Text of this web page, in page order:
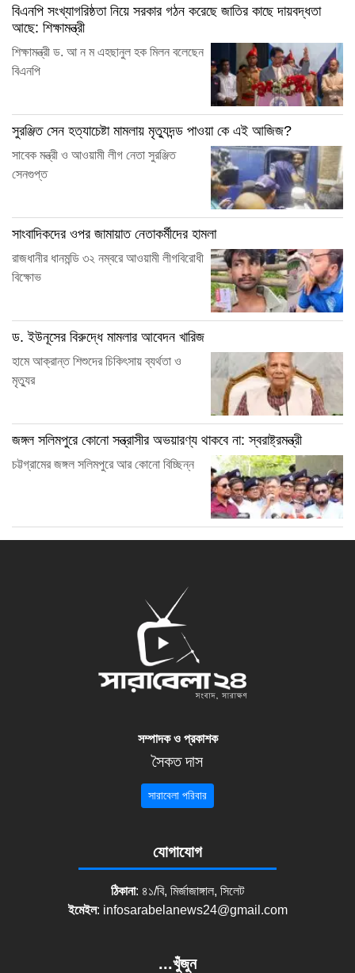
‎বিএনপি সংখ্যাগরিষ্ঠতা নিয়ে সরকার গঠন করেছে জাতির কাছে দায়বদ্ধতা
আছে: শিক্ষামন্ত্রী
শিক্ষামন্ত্রী ড. আ ন ম এহছানুল হক মিলন বলেছেন
বিএনপি
সুরঞ্জিত সেন হত্যাচেষ্টা মামলায় মৃত্যুদন্ড পাওয়া কে এই আজিজ?
সাবেক মন্ত্রী ও আওয়ামী লীগ নেতা সুরঞ্জিত
সেনগুপ্ত
সাংবাদিকদের ওপর জামায়াত নেতাকর্মীদের হামলা
রাজধানীর ধানমন্ডি ৩২ নম্বরে আওয়ামী লীগবিরোধী
বিক্ষোভ
ড. ইউনূসের বিরুদ্ধে মামলার আবেদন খারিজ
হামে আক্রান্ত শিশুদের চিকিৎসায় ব্যর্থতা ও
মৃত্যুর
জঙ্গল সলিমপুরে কোনো সন্ত্রাসীর অভয়ারণ্য থাকবে না: স্বরাষ্ট্রমন্ত্রী
চট্টগ্রামের জঙ্গল সলিমপুরে আর কোনো বিচ্ছিন্ন
সম্পাদক ও প্রকাশক
সৈকত দাস
সারাবেলা পরিবার
যোগাযোগ
ঠিকানা: ৪১/বি, মির্জাজাঙ্গাল, সিলেট
ইমেইল: infosarabelanews24@gmail.com
...খুঁজুন